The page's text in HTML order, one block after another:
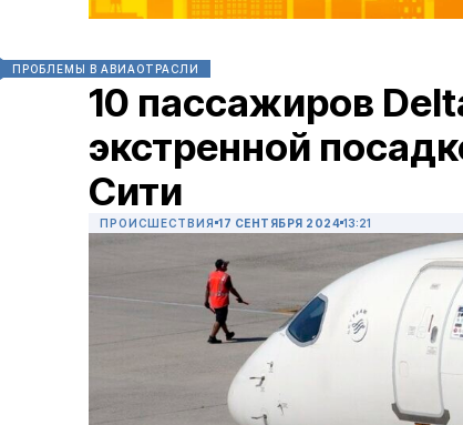
ПРОБЛЕМЫ В АВИАОТРАСЛИ
10 пассажиров
экстренной
Сити
ПРОИСШЕСТВИЯ 17 СЕНТЯБРЯ 2024 13:21